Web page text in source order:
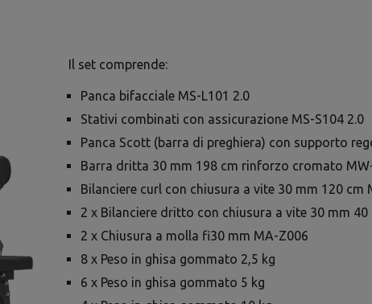
Il set comprende:
Panca bifacciale MS-L101 2.0
Stativi combinati con assicurazione MS-S104 2.0
Panca Scott (barra di preghiera) con supporto
Barra dritta 30 mm 198 cm rinforzo cromato MW-
Bilanciere curl con chiusura a vite 30 mm 120 cm
2 x Bilanciere dritto con chiusura a vite 30 mm 40
2 x Chiusura a molla fi30 mm MA-Z006
8 x Peso in ghisa gommato 2,5 kg
6 x Peso in ghisa gommato 5 kg